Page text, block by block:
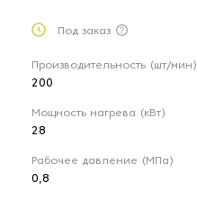
Под заказ
Производительность (шт/мин)
200
Мощность нагрева (кВт)
28
Рабочее давление (МПа)
0,8